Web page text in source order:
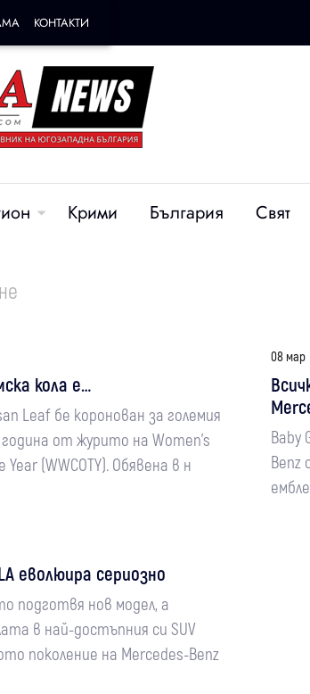
КОНТАКТИ
Крими България Свят
кола е…
Leaf бе коронован за големия
от журито на Women's
(WWCOTY). Обявена в н
08 мар
Baby
Benz
еволюира сериозно
подготвя нов модел, а
в най-достъпния си SUV
поколение на Mercedes-Benz